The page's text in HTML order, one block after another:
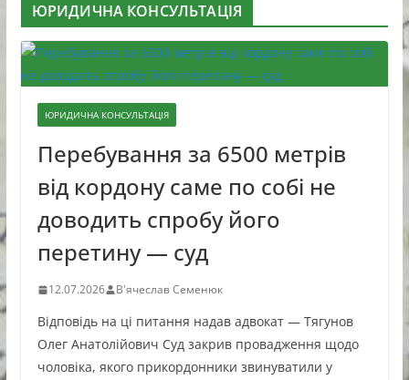
ЮРИДИЧНА КОНСУЛЬТАЦІЯ
ЮРИДИЧНА КОНСУЛЬТАЦІЯ
Перебування за 6500 метрів
від кордону саме по собі не
доводить спробу його
перетину — суд
12.07.2026 В'ячеслав Семенюк
Відповідь на ці питання надав адвокат — Тягунов
Олег Анатолійович Суд закрив провадження щодо
чоловіка, якого прикордонники звинуватили у